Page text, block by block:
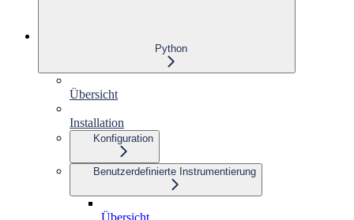
Python
Übersicht
Installation
Konfiguration
Benutzerdefinierte Instrumentierung
Übersicht